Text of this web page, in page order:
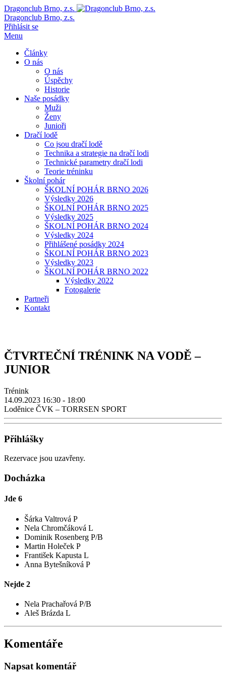
Dragonclub Brno, z.s.
Dragonclub Brno, z.s.
Přihlásit se
Menu
Články
O nás
O nás
Úspěchy
Historie
Naše posádky
Muži
Ženy
Junioři
Dračí lodě
Co jsou dračí lodě
Technika a strategie na dračí lodi
Technické parametry dračí lodi
Teorie tréninku
Školní pohár
ŠKOLNÍ POHÁR BRNO 2026
Výsledky 2026
ŠKOLNÍ POHÁR BRNO 2025
Výsledky 2025
ŠKOLNÍ POHÁR BRNO 2024
Výsledky 2024
Přihlášené posádky 2024
ŠKOLNÍ POHÁR BRNO 2023
Výsledky 2023
ŠKOLNÍ POHÁR BRNO 2022
Výsledky 2022
Fotogalerie
Partneři
Kontakt
ČTVRTEČNÍ TRÉNINK NA VODĚ –
JUNIOR
Trénink
14.09.2023 16:30 - 18:00
Loděnice ČVK – TORRSEN SPORT
Přihlášky
Rezervace jsou uzavřeny.
Docházka
Jde 6
Šárka Valtrová P
Nela Chromčáková L
Dominik Rosenberg P/B
Martin Holeček P
František Kapusta L
Anna Bytešníková P
Nejde 2
Nela Prachařová P/B
Aleš Brázda L
Komentáře
Napsat komentář